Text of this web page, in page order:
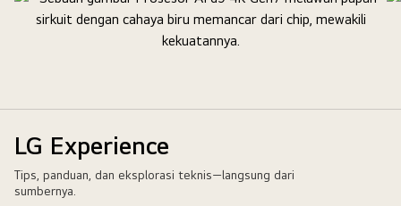
di
dunia
selama
Tahun
LG Experience
Tips, panduan, dan eksplorasi teknis—langsung dari
sumbernya.